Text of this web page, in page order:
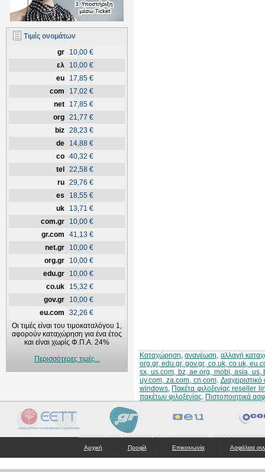
Τιμές ονομάτων
gr
10,00 €
ελ
10,00 €
eu
17,85 €
com
17,02 €
net
17,85 €
org 21,77 €
biz 28,23 €
de
14,88 €
co 40,32 €
tel
22,58 €
ru 29,76 €
es
18,55 €
uk
13,71 €
com.gr
10,00 €
gr.com
41,13 €
net.gr
10,00 €
org.gr
10,00 €
edu.gr
10,00 €
co.uk
15,32 €
gov.gr
10,00 €
eu.com
32,26 €
Οι τιμές είναι του τιμοκαταλόγου 1,
αφορούν καταχώρηση για ένα έτος
και είναι χωρίς Φ.Π.Α. 24%
Περισσότερες τιμές...
Καταχώρηση,ανανέωση, αλλαγή
org.gr, edu.gr, gov.gr, co.uk, co.uk,
sx, us.com, bz, ae.org, mobi, asia, us,
uy.com, za.com, cn.com.
windows, Πακέτα φιλοξενίας reseller
πακέτων φιλοξενίας. Πιστοποιητικά
Αρχική Προφίλ Επικοινωνία Ασφάλεια